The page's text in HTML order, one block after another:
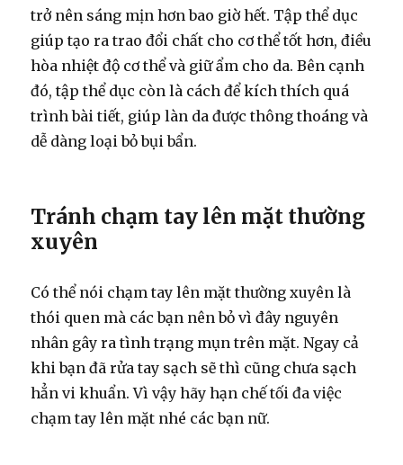
trở nên sáng mịn hơn bao giờ hết. Tập thể dục
giúp tạo ra trao đổi chất cho cơ thể tốt hơn, điều
hòa nhiệt độ cơ thể và giữ ẩm cho da. Bên cạnh
đó, tập thể dục còn là cách để kích thích quá
trình bài tiết, giúp làn da được thông thoáng và
dễ dàng loại bỏ bụi bẩn.
Tránh chạm tay lên mặt thường
xuyên
Có thể nói chạm tay lên mặt thường xuyên là
thói quen mà các bạn nên bỏ vì đây nguyên
nhân gây ra tình trạng mụn trên mặt. Ngay cả
khi bạn đã rửa tay sạch sẽ thì cũng chưa sạch
hẳn vi khuẩn. Vì vậy hãy hạn chế tối đa việc
chạm tay lên mặt nhé các bạn nữ.